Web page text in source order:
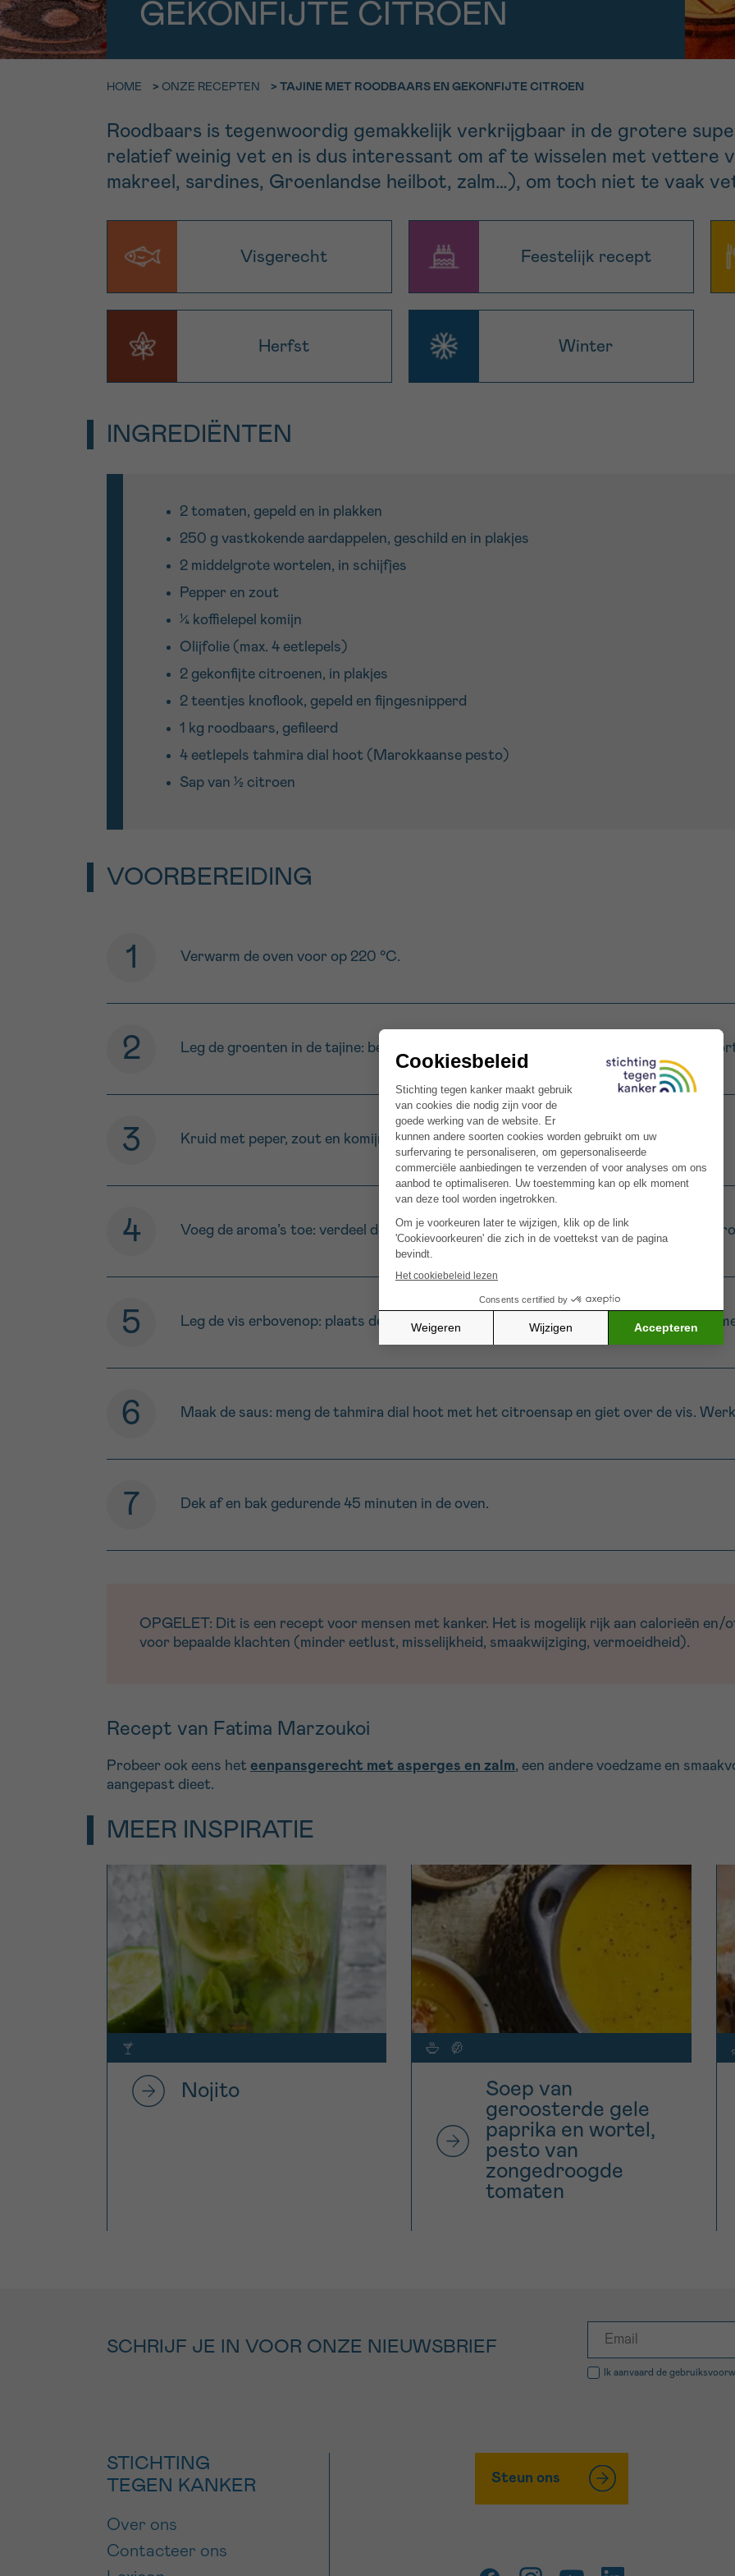
GEKONFIJTE CITROEN
HOME > ONZE RECEPTEN > TAJINE MET ROODBAARS EN GEKONFIJTE CITROEN
Roodbaars is tegenwoordig gemakkelijk verkrijgbaar in de grotere
relatief weinig vet en is dus interessant om af te wisselen met vettere
makreel, sardines, Groenlandse heilbot, zalm…), om toch niet te vaak
Visgerecht Feestelijk recept
Herfst Winter
INGREDIËNTEN
2 tomaten, gepeld en in plakken
250 g vastkokende aardappelen, geschild en in plakjes
2 middelgrote wortelen, in schijfjes
Pepper en zout
¼ koffielepel komijn
Olijfolie (max. 4 eetlepels)
2 gekonfijte citroenen, in plakjes
2 teentjes knoflook, gepeld en fijngesnipperd
1 kg roodbaars, gefileerd
4 eetlepels tahmira dial hoot (Marokkaanse pesto)
Sap van ½ citroen
VOORBEREIDING
Verwarm de oven voor op 220 °C.
Leg de groenten in de tajine: begin met de tomaten, gevolgd door aardappelen en
Kruid met peper, zout en komijn. Besprenkel met een beetje olijfolie.
Voeg de aroma’s toe: verdeel de schijfjes gekonfijte citroen en de knoflook over de
Leg de vis erbovenop: plaats de roodbaarsfilets op de groenten, bij voorkeur in een
Maak de saus: meng de tahmira dial hoot met het citroensap en giet over de vis.
Dek af en bak gedurende 45 minuten in de oven.
OPGELET: Dit is een recept voor mensen met kanker. Het is mogelijk rijk aan calorieën
voor bepaalde klachten (minder eetlust, misselijkheid, smaakwijziging, vermoeidheid).
Recept van Fatima Marzoukoi
Probeer ook eens het eenpansgerecht met asperges en zalm, een andere voedzame en
aangepast dieet.
MEER INSPIRATIE
Nojito
Soep van
geroosterde gele
paprika en wortel,
pesto van
zongedroogde
tomaten
SCHRIJF JE IN VOOR ONZE NIEUWSBRIEF
Ik aanvaard de
ma-vrij 9u tot 18u
worden
Kankerinfo
Ik aanvaard degebruiksvoorwaarden
9h-11h 11h-13h
STICHTING
TEGEN KANKER
Over ons
Contacteer ons
Steun ons